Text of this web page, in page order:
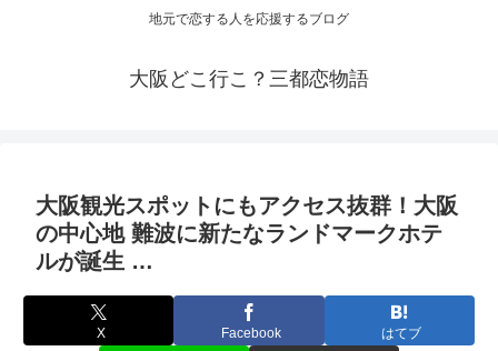
地元で恋する人を応援するブログ
大阪どこ行こ？三都恋物語
大阪観光スポットにもアクセス抜群！ 大阪
の中心地 難波に新たなランドマークホテ
ルが誕生 …
X Facebook はてブ